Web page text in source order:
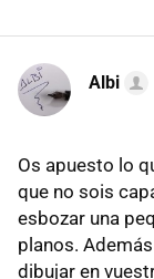
Albi
Os apuesto lo
que no sois
esbozar una
planos.
dibujar en